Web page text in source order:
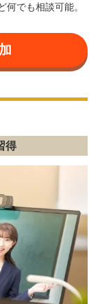
でも相談可能。
得